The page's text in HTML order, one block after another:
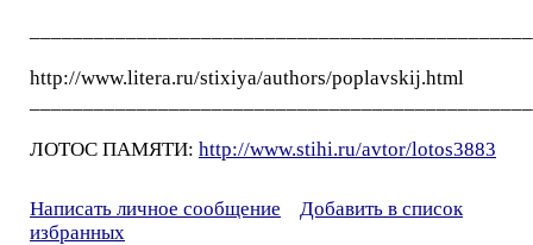
http://www.litera.ru/stixiya/authors/poplavskij.html
ЛОТОС ПАМЯТИ: http://www.stihi.ru/avtor/lotos3883
Написать личное сообщение
Добавить в список
избранных